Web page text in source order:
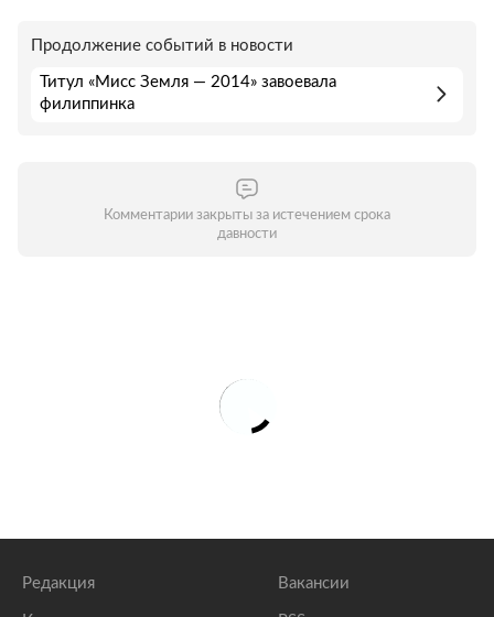
Продолжение событий в новости
Титул «Мисс Земля — 2014» завоевала
филиппинка
Комментарии закрыты за истечением срока
давности
Редакция Вакансии